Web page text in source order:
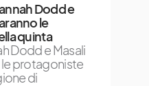
Dodd e
le
quinta
Dodd e Masali
le protagoniste
di